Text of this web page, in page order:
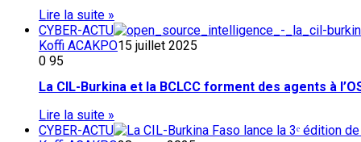
Lire la suite »
CYBER-ACTU
Koffi ACAKPO15 juillet 2025
0 95
La CIL-Burkina et la BCLCC forment des agents à
Lire la suite »
CYBER-ACTU